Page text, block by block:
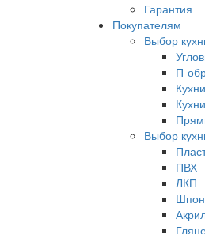
Гарантия
Покупателям
Выбор
П-
Выбор
ПВХ
ЛКП
Шпон